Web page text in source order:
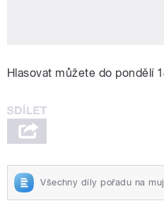
Hlasovat můžete do pondělí
Všechny díly pořadu na